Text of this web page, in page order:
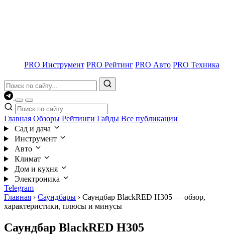
PRO Инструмент PRO Рейтинг PRO Авто PRO Техника
Главная Обзоры Рейтинги Гайды Все публикации
Сад и дача
Инструмент
Авто
Климат
Дом и кухня
Электроника
Telegram
Главная › Саундбары › Саундбар BlackRED H305 — обзор,
характеристики, плюсы и минусы
Саундбар BlackRED H305